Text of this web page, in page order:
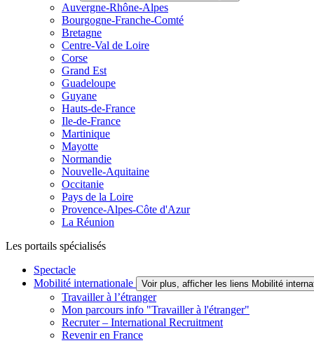
Auvergne-Rhône-Alpes
Bourgogne-Franche-Comté
Bretagne
Centre-Val de Loire
Corse
Grand Est
Guadeloupe
Guyane
Hauts-de-France
Ile-de-France
Martinique
Mayotte
Normandie
Nouvelle-Aquitaine
Occitanie
Pays de la Loire
Provence-Alpes-Côte d'Azur
La Réunion
Les portails spécialisés
Spectacle
Mobilité internationale
Voir plus, afficher les liens Mobilité
Travailler à l’étranger
Mon parcours info "Travailler à l'étranger"
Recruter – International Recruitment
Revenir en France